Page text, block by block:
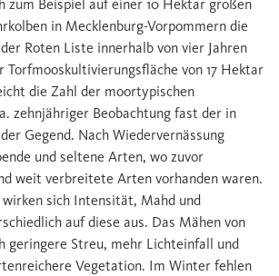
zum Beispiel auf einer 10 Hektar großen
in Mecklenburg-Vorpommern die
Roten Liste innerhalb von vier Jahren
Torfmooskultivierungsfläche von 17 Hektar
die Zahl der moortypischen
zehnjähriger Beobachtung fast der in
Gegend. Nach Wiedervernässung
und seltene Arten, wo zuvor
weit verbreitete Arten vorhanden waren.
sich Intensität, Mahd und
auf diese aus. Das Mähen von
geringere Streu, mehr Lichteinfall und
Vegetation. Im Winter fehlen